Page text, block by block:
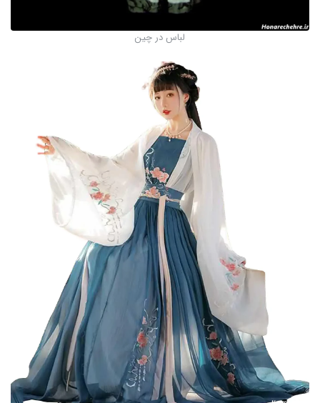
لباس در چین